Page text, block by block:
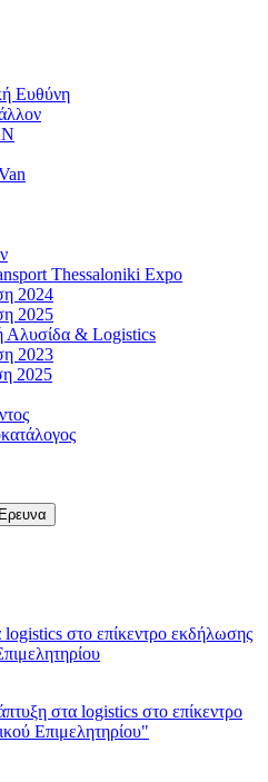
Ευθύνη
Thessaloniki Expo
2024
2025
Αλυσίδα & Logistics
2023
2025
στο επίκεντρο εκδήλωσης
στα logistics στο επίκεντρο
Επιμελητηρίου"